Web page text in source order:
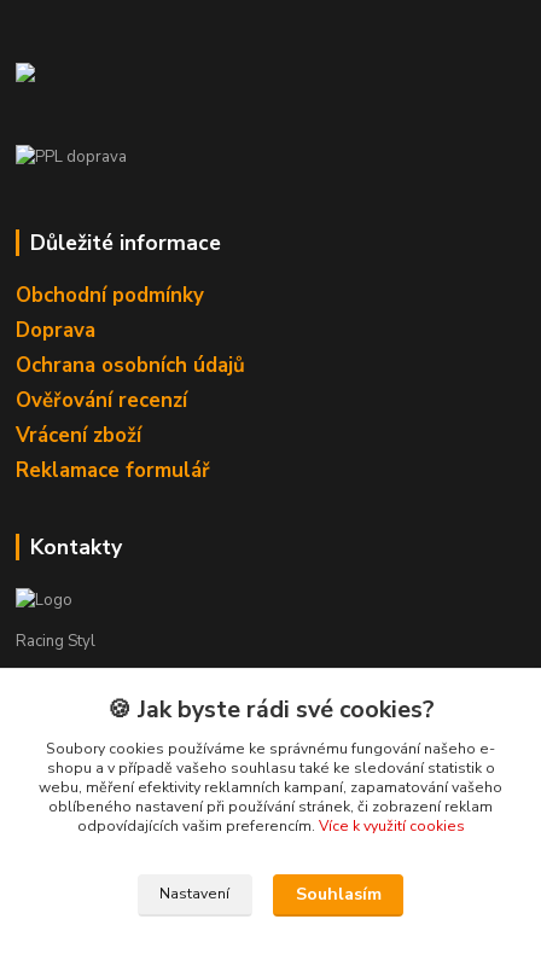
Důležité informace
Obchodní podmínky
Doprava
Ochrana osobních údajů
Ověřování recenzí
Vrácení zboží
Reklamace formulář
Kontakty
Racing Styl
Karel Muláček
774 51 50 88
(7:00 - 20:00)
shop@racingstyl.com
🍪 Jak byste rádi své cookies?
Soubory cookies používáme ke správnému fungování našeho e-
shopu a v případě vašeho souhlasu také ke sledování statistik o
webu, měření efektivity reklamních kampaní, zapamatování vašeho
oblíbeného nastavení při používání stránek, či zobrazení reklam
odpovídajících vašim preferencím. Více k využití cookies
Nastavení Souhlasím